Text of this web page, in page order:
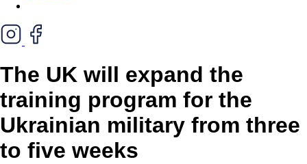
The UK will expand the
training program for the
Ukrainian military from three
to five weeks